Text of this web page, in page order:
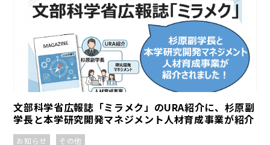
文部科学省広報誌「ミラメク」のURA紹介に、杉原副
学長と本学研究開発マネジメント人材育成事業が紹介
お知らせ その他